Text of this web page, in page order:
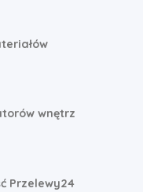
wnętrz
Przelewy24